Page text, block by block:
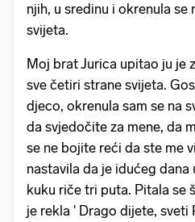
njih, u sredinu i okrenula se
svijeta.
Moj brat Jurica upitao ju je
sve četiri strane svijeta.
djeco, okrenula sam se na
da svjedočite za mene, da
se ne bojite reći da ste me
nastavila da je idućeg
kuku riče tri puta. Pitala se
je rekla ' Drago dijete, sveti